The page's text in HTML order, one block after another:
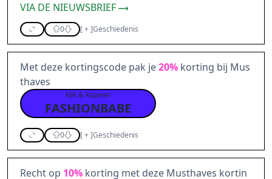
VIA DE NIEUWSBRIEF
0 [+]Geschiedenis
Met deze kortingscode pak je20% korting bij Mus
thaves
klik & kopieer
FASHIONBABE
0 [+]Geschiedenis
Recht op 10% korting met deze Musthaves kortin